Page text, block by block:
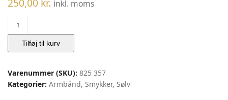
250,00 kr. inkl. moms
Rhodineret
sølv
armbånd
med
17+2c
|
Tilføj til kurv
Varenummer (SKU): 825 357
Kategorier: Armbånd, Smykker, Sølv